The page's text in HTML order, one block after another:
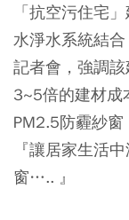
「抗空污住宅
水淨水系統結
記者會，強調
3~5倍的建材成
PM2.5防霾紗窗
『讓居家生活
窗….. 』